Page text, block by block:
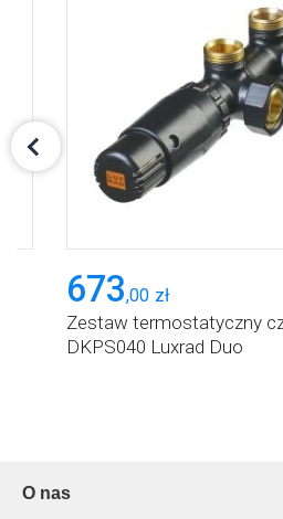
673,00 zł
Zestaw termostatyczny
DKPS040 Luxrad Duo
O nas